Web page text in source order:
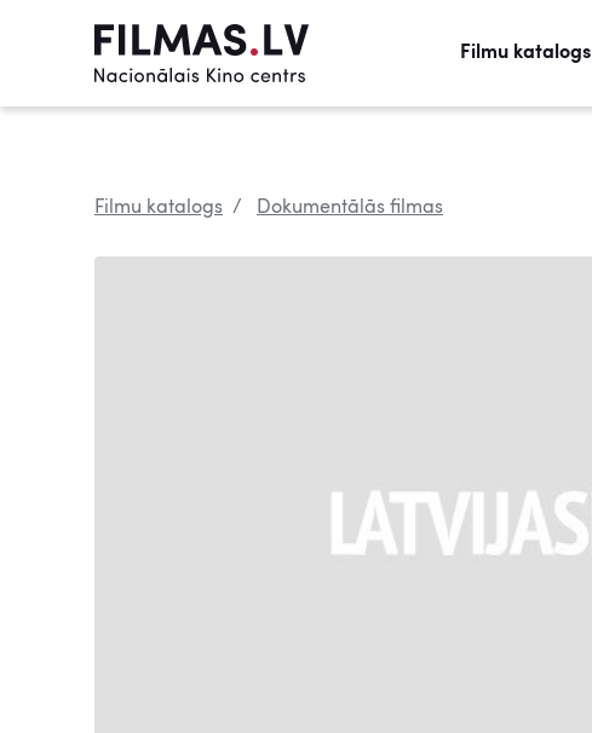
Filmu katalogs
Filmu katalogs Dokumentālās filmas